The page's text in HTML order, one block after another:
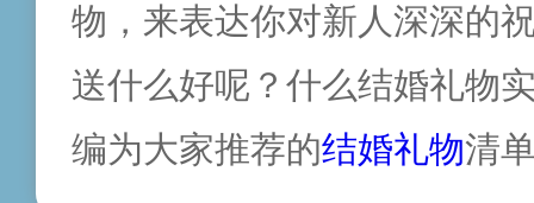
物，来表达你对新人深深的
送什么好呢？什么结婚礼物
编为大家推荐的结婚礼物清